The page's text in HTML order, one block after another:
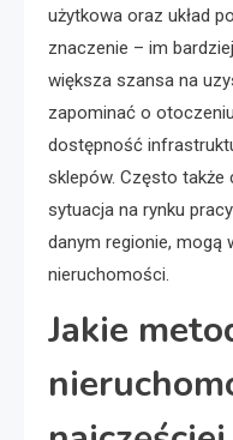
użytkowa oraz układ
znaczenie – im
większa szansa na
zapominać o
dostępność
sklepów. Często także
sytuacja na rynku
danym regionie, mogą
nieruchomości.
Jakie